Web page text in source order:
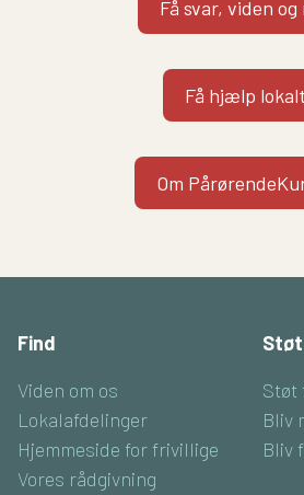
Få svar, viden og
Få hjælp lokalt
Om
Find
Viden om os
Lokalafdelinger
Hjemmeside for frivillige
Vores rådgivning
Støt
Bliv
Bliv